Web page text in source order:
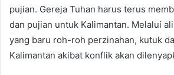
pujian. Gereja Tuhan harus terus
dan pujian untuk Kalimantan. Melalui
yang baru roh-roh perzinahan, kutuk
Kalimantan akibat konflik akan